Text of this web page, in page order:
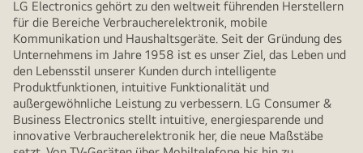
LG Electronics gehört zu den weltweit führenden Herstellern
für die Bereiche Verbraucherelektronik, mobile
Kommunikation und Haushaltsgeräte. Seit der Gründung des
Unternehmens im Jahre 1958 ist es unser Ziel, das Leben und
den Lebensstil unserer Kunden durch intelligente
Produktfunktionen, intuitive Funktionalität und
außergewöhnliche Leistung zu verbessern. LG Consumer &
Business Electronics stellt intuitive, energiesparende und
innovative Verbraucherelektronik her, die neue Maßstäbe